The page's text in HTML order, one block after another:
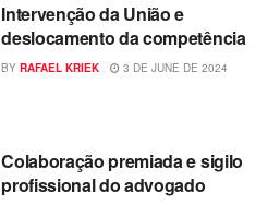
Intervenção da União e
deslocamento da competência
BY RAFAEL KRIEK 3 DE JUNE DE 2024
Colaboração premiada e sigilo
profissional do advogado